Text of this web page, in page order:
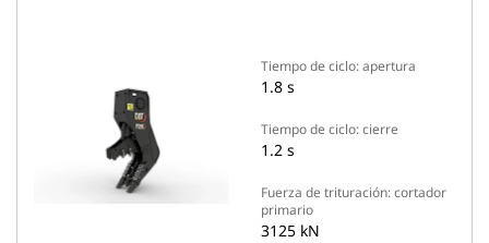
Tiempo de ciclo: apertura
1.8 s
Tiempo de ciclo: cierre
1.2 s
Fuerza de trituración: cortador
primario
3125 kN